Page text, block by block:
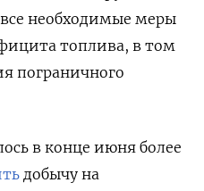
необходимые меры
топлива, в том
пограничного
в конце июня более
добычу на